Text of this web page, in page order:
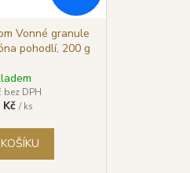
Vonné granule
pohodlí, 200 g
bez DPH
Kč/ ks